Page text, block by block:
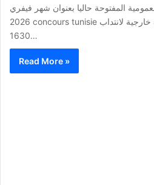
المفتوحة حاليا بعنوان شهر فيفري
2026 concours tunisie وزارة التربية : فتح مناظرة خارجية لانتداب
1630…
Read More »